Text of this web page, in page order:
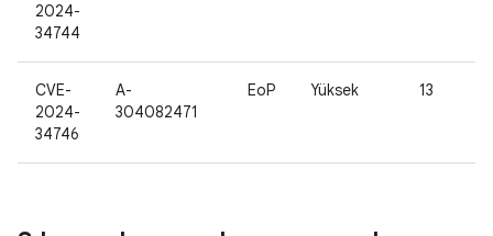
2024-
34744
CVE-
2024-
34746
A-
304082471
EoP Yüksek 13